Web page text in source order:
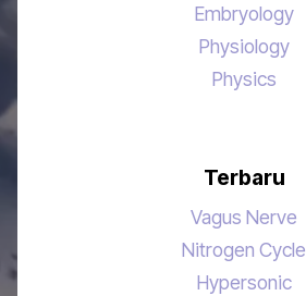
Embryology
Physiology
Physics
Terbaru
Vagus Nerve
Nitrogen Cycle
Hypersonic